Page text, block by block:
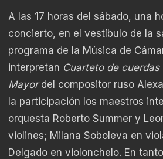
A las 17 horas del sábado, una
concierto, en el vestíbulo de la
programa de la Música de
interpretan Cuarteto de cuerdas
Mayordel compositor ruso
la participación los maestros
orquesta Roberto Summer y
violines; Milana Soboleva en
Delgado en violonchelo. En